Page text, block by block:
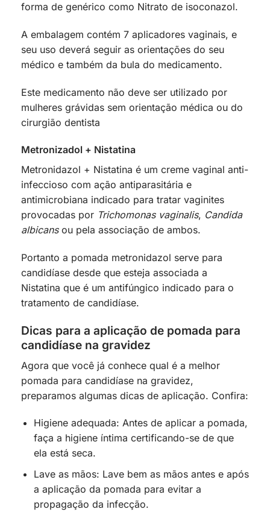
forma de genérico como Nitrato de isoconazol.
A embalagem contém 7 aplicadores vaginais, e
seu uso deverá seguir as orientações do seu
médico e também da bula do medicamento.
Este medicamento não deve ser utilizado por
mulheres grávidas sem orientação médica ou do
cirurgião dentista
Metronizadol + Nistatina
Metronidazol + Nistatina é um creme vaginal anti-
infeccioso com ação antiparasitária e
antimicrobiana indicado para tratar vaginites
provocadas por Trichomonas vaginalis, Candida
albicansou pela associação de ambos.
Portanto a pomada metronidazol serve para
candidíase desde que esteja associada a
Nistatina que é um antifúngico indicado para o
tratamento de candidíase.
Dicas para a aplicação de pomada para
candidíase na gravidez
Agora que você já conhece qual é a melhor
pomada para candidíase na gravidez,
preparamos algumas dicas de aplicação. Confira:
Higiene adequada: Antes de aplicar a pomada,
faça a higiene íntima certificando-se de que
ela está seca.
Lave as mãos: Lave bem as mãos antes e após
a aplicação da pomada para evitar a
propagação da infecção.